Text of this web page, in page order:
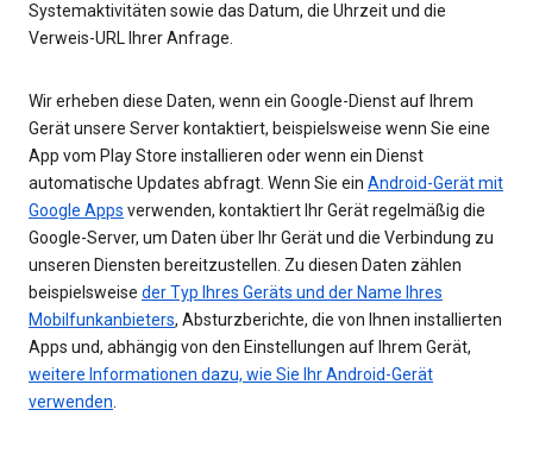
Systemaktivitäten sowie das Datum, die Uhrzeit und die
Verweis-URL Ihrer Anfrage.
Wir erheben diese Daten, wenn ein Google-Dienst auf Ihrem
Gerät unsere Server kontaktiert, beispielsweise wenn Sie eine
App vom Play Store installieren oder wenn ein Dienst
automatische Updates abfragt. Wenn Sie ein Android-Gerät mit
Google Apps verwenden, kontaktiert Ihr Gerät regelmäßig die
Google-Server, um Daten über Ihr Gerät und die Verbindung zu
unseren Diensten bereitzustellen. Zu diesen Daten zählen
beispielsweise der Typ Ihres Geräts und der Name Ihres
Mobilfunkanbieters, Absturzberichte, die von Ihnen installierten
Apps und, abhängig von den Einstellungen auf Ihrem Gerät,
weitere Informationen dazu, wie Sie Ihr Android-Gerät
verwenden.